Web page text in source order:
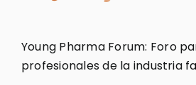
Young Pharma Forum: Foro
profesionales de la industria